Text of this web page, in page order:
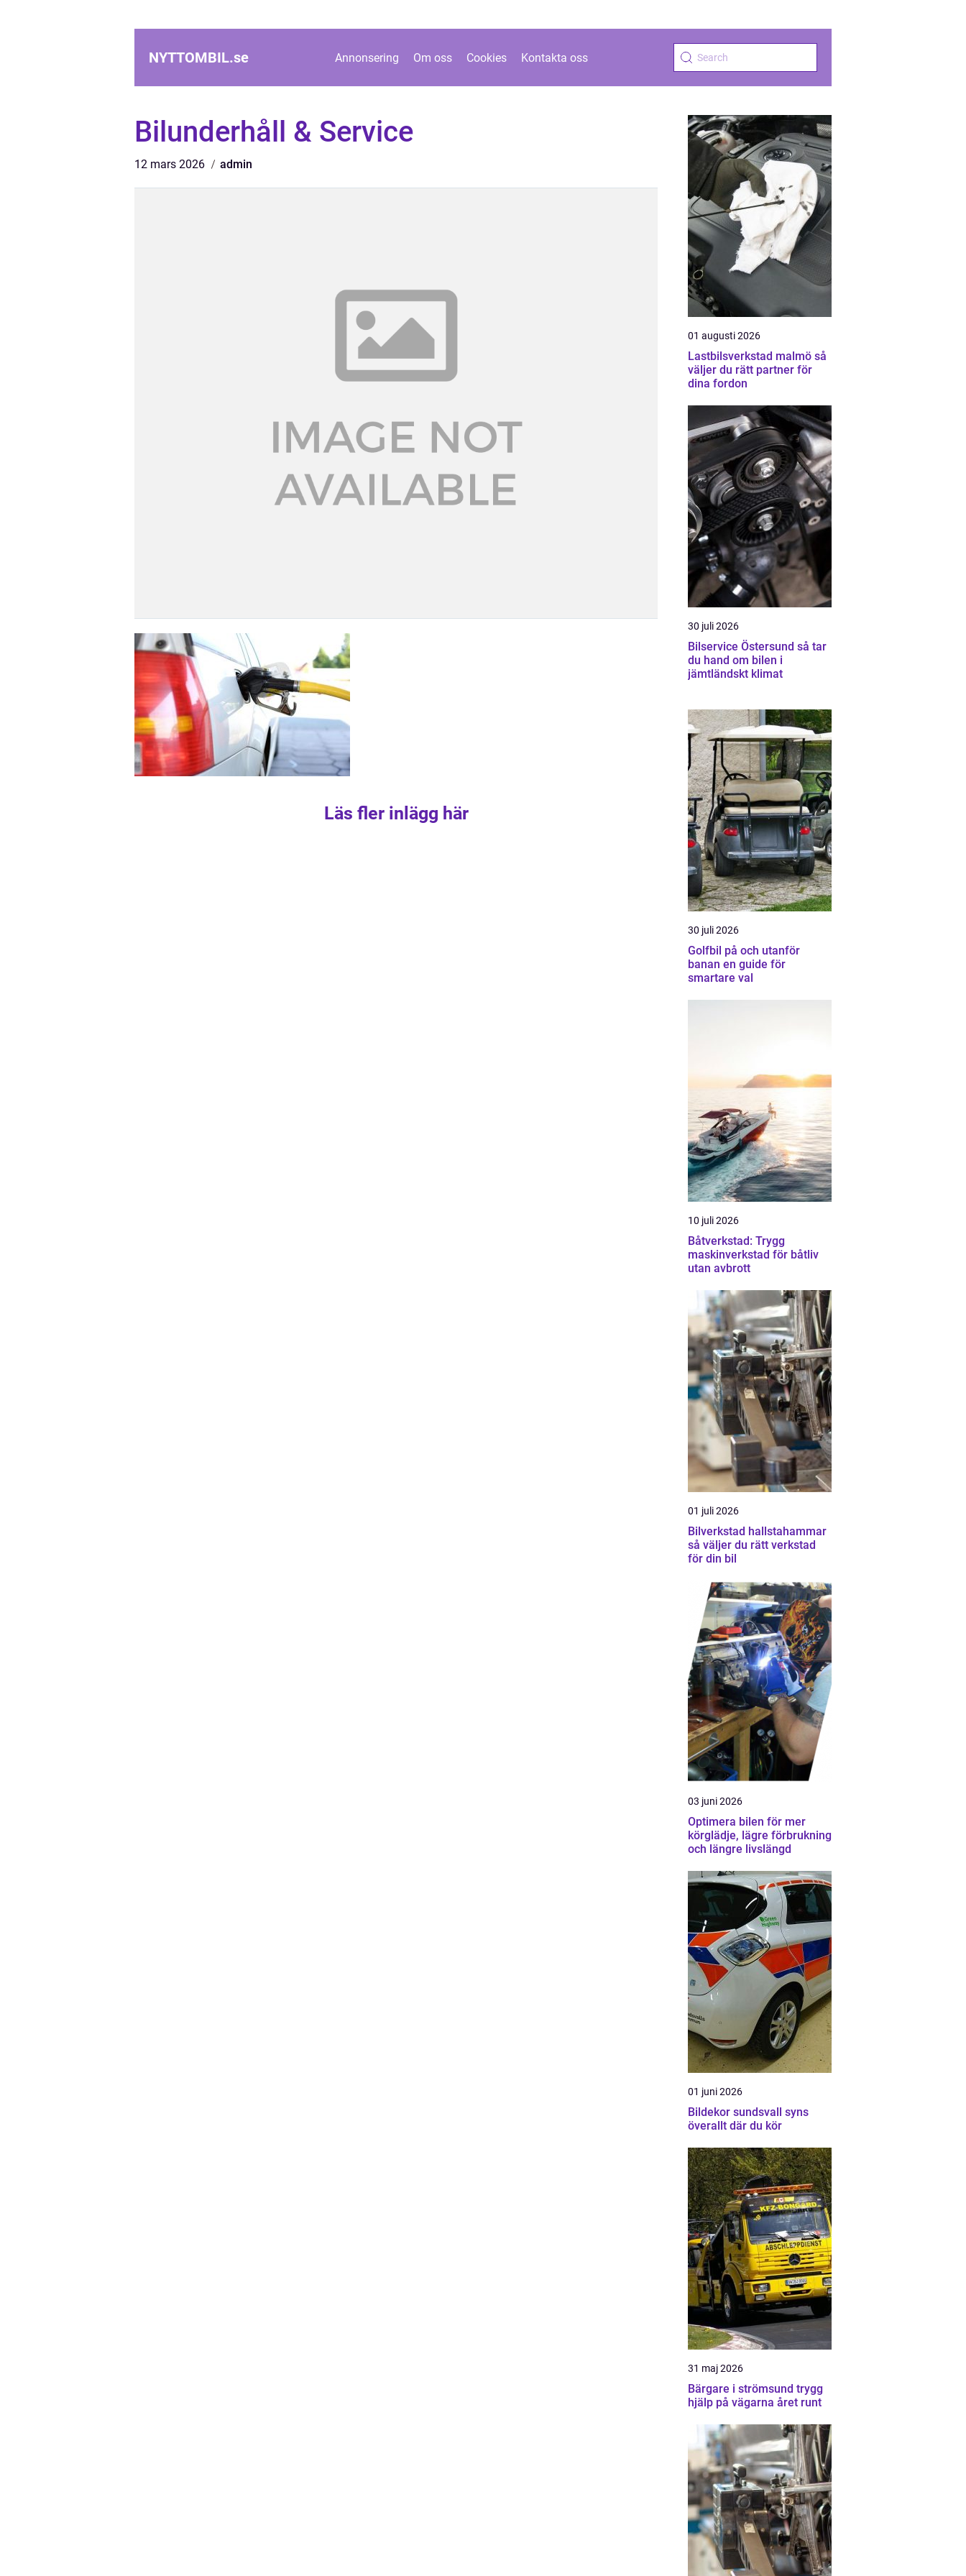
NYTTOMBIL.se Annonsering Om oss Cookies Kontakta oss
Bilunderhåll & Service
12 mars 2026 admin
Läs fler inlägg här
01 augusti 2026
Lastbilsverkstad malmö så
väljer du rätt partner för
dina fordon
30 juli 2026
Bilservice Östersund så tar
du hand om bilen i
jämtländskt klimat
30 juli 2026
Golfbil på och utanför
banan en guide för
smartare val
10 juli 2026
Båtverkstad: Trygg
maskinverkstad för båtliv
utan avbrott
01 juli 2026
Bilverkstad hallstahammar
så väljer du rätt verkstad
för din bil
03 juni 2026
Optimera bilen för mer
körglädje, lägre förbrukning
och längre livslängd
01 juni 2026
Bildekor sundsvall syns
överallt där du kör
31 maj 2026
Bärgare i strömsund trygg
hjälp på vägarna året runt